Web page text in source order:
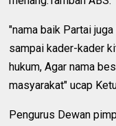
"nama baik Partai
sampai kader-kader
hukum, Agar nama
masyarakat" ucap
Pengurus Dewan